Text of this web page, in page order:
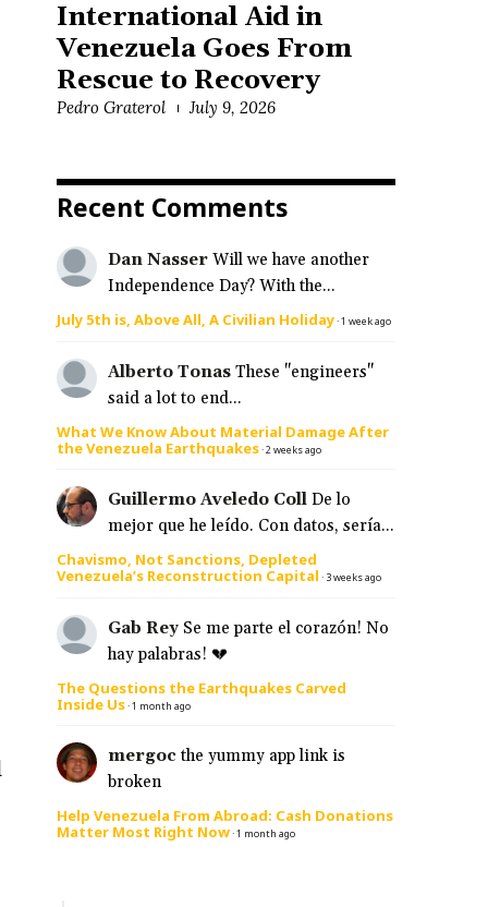
International Aid in
Venezuela Goes From
Rescue to Recovery
Pedro Graterol July 9, 2026
Recent Comments
Dan Nasser Will we have another
Independence Day? With the...
July 5th is, Above All, A Civilian Holiday·1 week ago
Alberto Tonas These "engineers"
said a lot to end...
What We Know About Material Damage After
the Venezuela Earthquakes·2 weeks ago
Guillermo Aveledo Coll De lo
mejor que he leído. Con datos, sería...
Chavismo, Not Sanctions, Depleted
Venezuela’s Reconstruction Capital · 3 weeks ago
Gab Rey Se me parte el corazón! No
hay palabras! 💔
The Questions the Earthquakes Carved
Inside Us·1 month ago
mergoc the yummy app link is
broken
Help Venezuela From Abroad: Cash Donations
Matter Most Right Now·1 month ago